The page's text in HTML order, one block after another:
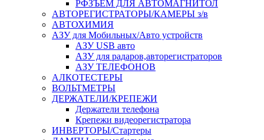
РФЗЪЕМ ДЛЯ АВТОМАГНИТОЛ
АВТОРЕГИСТРАТОРЫ/КАМЕРЫ з/в
АВТОХИМИЯ
АЗУ для Мобильных/Авто устройств
АЗУ USB авто
АЗУ для радаров,авторегистраторов
АЗУ ТЕЛЕФОНОВ
АЛКОТЕСТЕРЫ
ВОЛЬТМЕТРЫ
ДЕРЖАТЕЛИ/КРЕПЕЖИ
Держатели телефона
Крепежи видеорегистратора
ИНВЕРТОРЫ/Стартеры